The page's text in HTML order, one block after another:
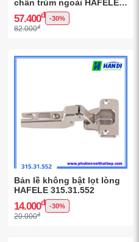
chấn trùm ngoài HAFELE
329.17.600
57.400đ -30%
82.000đ
Bản lề không bật lọt lòng
HAFELE 315.31.552
14.000đ -30%
20.000đ